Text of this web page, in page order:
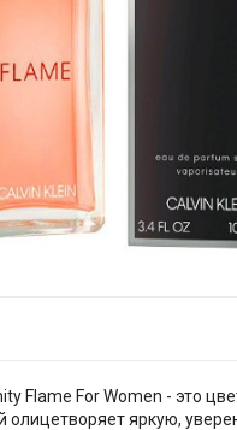
Flame For Women - это
олицетворяет яркую,